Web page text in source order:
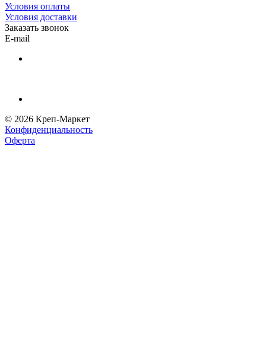
Условия оплаты
Условия доставки
Заказать звонок
E-mail
© 2026 Креп-Маркет
Конфиденциальность
Оферта